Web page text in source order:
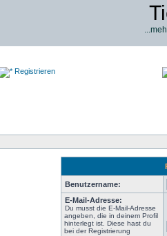
Registrieren
Benutzername:
E-Mail-Adresse:
Du musst die E-Mail-Adresse
angeben, die in deinem Profil
hinterlegt ist. Diese hast du
bei der Registrierung